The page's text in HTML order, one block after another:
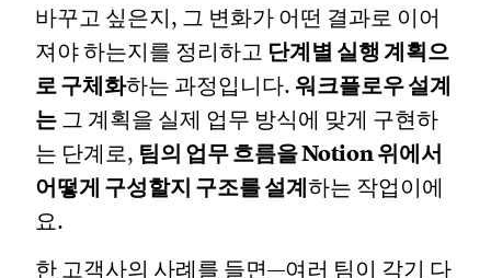
바꾸고 싶은지, 그 변화가 어떤 결과로 이어
져야 하는지를 정리하고 단계별 실행 계획으
로 구체화하는 과정입니다. 워크플로우 설계
는 그 계획을 실제 업무 방식에 맞게 구현하
는 단계로, 팀의 업무 흐름을 Notion 위에서
어떻게 구성할지 구조를 설계 하는 작업이에
요.
한 고객사의 사례를 들면—여러 팀이 각기 다